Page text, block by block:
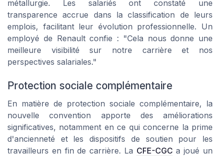
métallurgie. Les salariés ont constaté une
transparence accrue dans la classification de leurs
emplois, facilitant leur évolution professionnelle. Un
employé de Renault confie : "Cela nous donne une
meilleure visibilité sur notre carrière et nos
perspectives salariales."
Protection sociale complémentaire
En matière de protection sociale complémentaire, la
nouvelle convention apporte des améliorations
significatives, notamment en ce qui concerne la prime
d'ancienneté et les dispositifs de soutien pour les
travailleurs en fin de carrière. La CFE-CGC a joué un